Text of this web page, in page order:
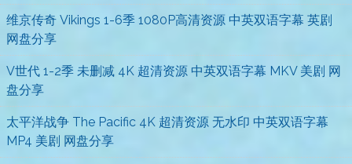
维京传奇 Vikings 1-6季 1080P高清资源 中英双语字幕 英剧
网盘分享
V世代 1-2季 未删减 4K 超清资源 中英双语字幕 MKV 美剧 网
盘分享
太平洋战争 The Pacific 4K 超清资源 无水印 中英双语字幕
MP4 美剧 网盘分享